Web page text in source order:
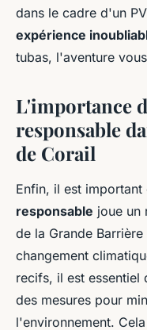
dans le cadre d'un
expérience
tubas, l'aventure
L'importance
responsable
de Corail
Enfin, il est
responsable joue un
de la Grande
changement
recifs, il est essentiel
des mesures pour
l'environnement.